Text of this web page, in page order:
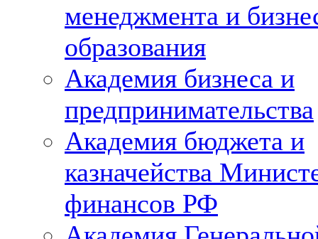
менеджмента и
образования
Академия бизнеса и
предпринимательства
Академия бюджета и
казначейства
финансов РФ